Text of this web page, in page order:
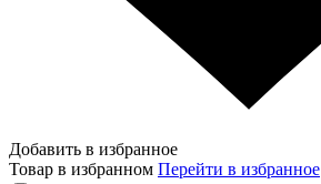
Добавить в избранное
Товар в избранном Перейти в избранное